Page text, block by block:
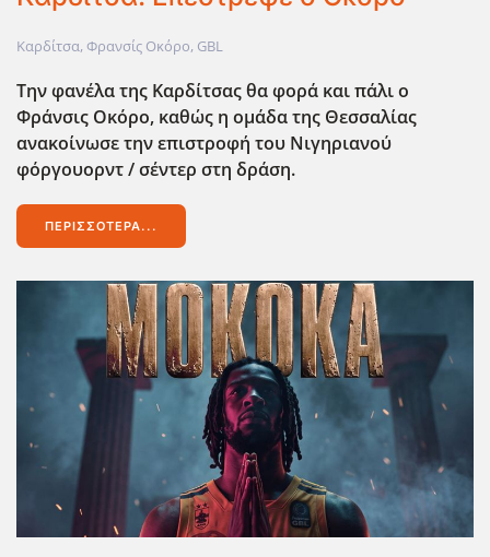
Καρδίτσα,Φρανσίς Οκόρο, GBL
Την φανέλα της Καρδίτσας θα φορά και πάλι ο
Φράνσις Οκόρο, καθώς η ομάδα της Θεσσαλίας
ανακοίνωσε την επιστροφή του Νιγηριανού
φόργουορντ / σέντερ στη δράση.
ΠΕΡΙΣΣΌΤΕΡΑ...